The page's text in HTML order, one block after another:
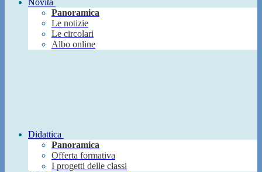
Novità
Panoramica
Le notizie
Le circolari
Albo online
Didattica
Panoramica
Offerta formativa
I progetti delle classi